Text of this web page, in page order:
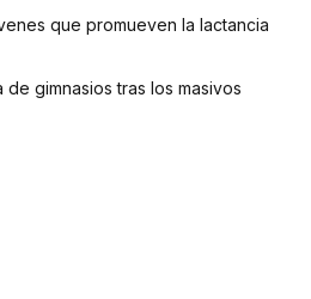
que promueven la lactancia
gimnasios tras los masivos